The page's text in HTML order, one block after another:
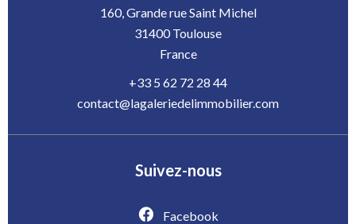
160, Grande rue Saint Michel
31400Toulouse
France
+33 5 62 72 28 44
contact@lagaleriedelimmobilier.com
Suivez-nous
Facebook